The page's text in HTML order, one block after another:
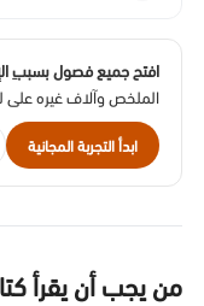
افتح جميع فصول بسببِ
الملخص وآلاف غيره على
ابدأ التجربة المجانية
من يجب أن يقرأ